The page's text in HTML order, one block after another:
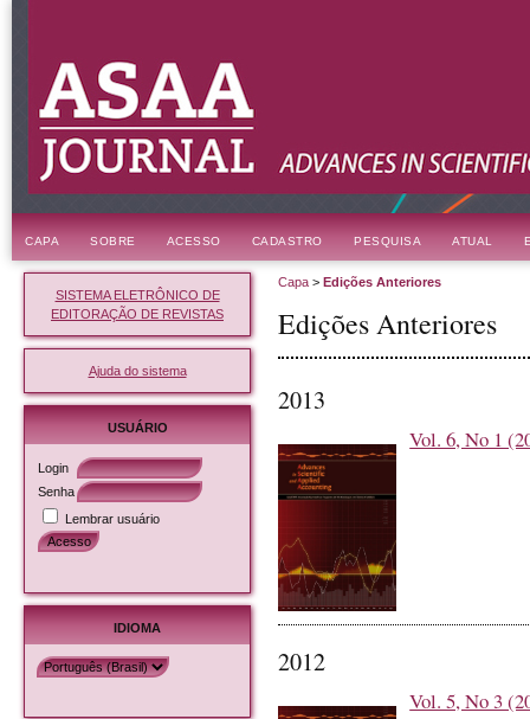
SISTEMA ELETRÔNICO DE
EDITORAÇÃO DE REVISTAS
Ajuda do sistema
USUÁRIO
Login
Senha
Lembrar usuário
IDIOMA
CAPA SOBRE ACESSO CADASTRO PESQUISA ATUAL
Capa > Edições Anteriores
Edições Anteriores
2013
Vol. 6, No 1
2012
Vol. 5, No 3